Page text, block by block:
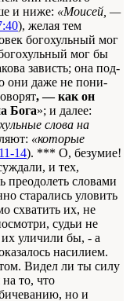
и ниже: «Моисей, —
), желая тем
богохульный мог
мог бы
зависть; она под­
они даже не пони­
, — как он
Бога»; и далее:
слова на
«которые
14). *** О, безумие!
и тех,
преодолеть словами
старались уловить
схватить их, не
судьи не
уличили бы, - а
насилием.
Видел ли ты силу
то, что
но и